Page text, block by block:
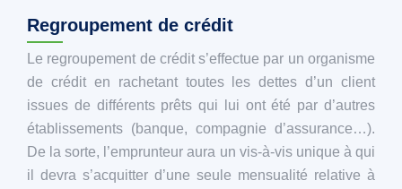
Regroupement de crédit
Le regroupement de crédit s’effectue par un organisme
de crédit en rachetant toutes les dettes d’un client
issues de différents prêts qui lui ont été par d’autres
établissements (banque, compagnie d’assurance…).
De la sorte, l’emprunteur aura un vis-à-vis unique à qui
il devra s’acquitter d’une seule mensualité relative à